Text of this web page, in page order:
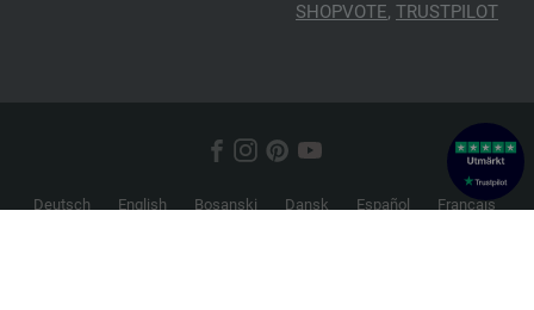
SHOPVOTE, TRUSTPILOT
Deutsch English Bosanski Dansk Español
Français